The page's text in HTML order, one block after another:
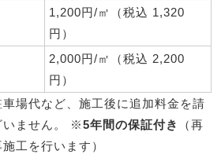
1,200円/㎡（税込 1,320
円）
2,000円/㎡（税込 2,200
円）
場代など、施工後に追加料金を請
いません。 ※5年間の保証付き
（再
工を行います）